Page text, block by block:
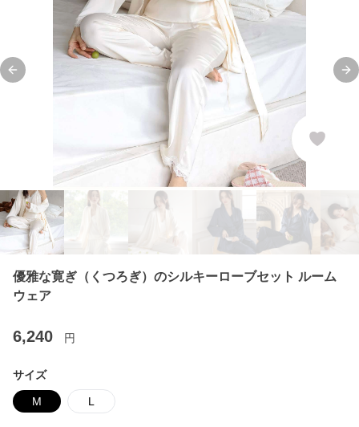
Previous slide
優雅な寛ぎ（くつろぎ）のシルキーローブセット ルーム
ウェア
6,240 円
サイズ
M L